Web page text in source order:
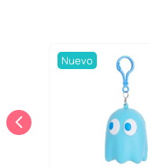
Nuevo